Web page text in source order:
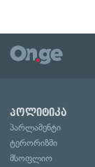
პოლიტიკა
პარლამენტი
ტერორიზმი
მსოფლიო